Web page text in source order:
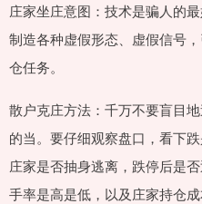
庄家坐庄意图：技术是骗人的
制造各种虚假形态、虚假信号
仓任务。
散户克庄方法：千万不要盲目
的当。要仔细观察盘口，看下
庄家是否抽身逃离，跌停后是
手率是高是低，以及庄家持仓